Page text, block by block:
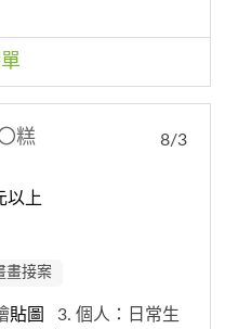
糕
以上
8/3
畫接案
貼圖
3. 個人：日常生